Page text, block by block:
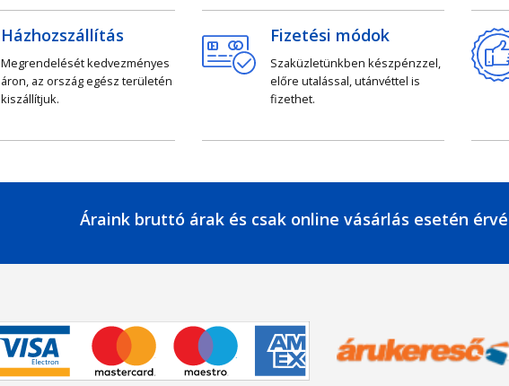
Házhozszállítás
Megrendelését kedvezményes
áron, az ország egész területén
kiszállítjuk.
Fizetési módok
Szaküzletünkben készpénzzel,
előre utalással, utánvéttel is
fizethet.
Áraink bruttó árak és csak online vásárlás esetén